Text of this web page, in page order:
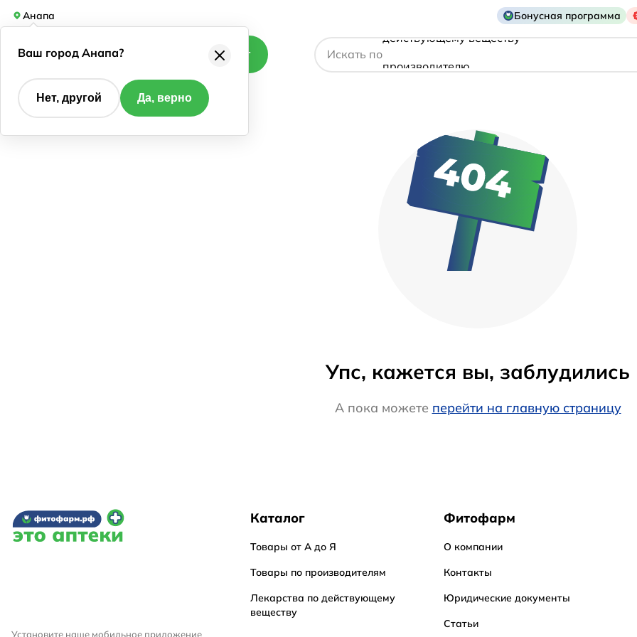
Анапа Бонусная программа
Каталог Искать по
действующему веществу
производителю
Упс, кажется вы, заблудились
А пока можете перейти на главную страницу
Установите наше мобильное приложение
Каталог
Товары от А до Я
Товары по производителям
Лекарства по действующему
веществу
Фитофарм
О компании
Контакты
Юридические документы
Статьи
Ваш город Анапа?
Нет, другой Да, верно